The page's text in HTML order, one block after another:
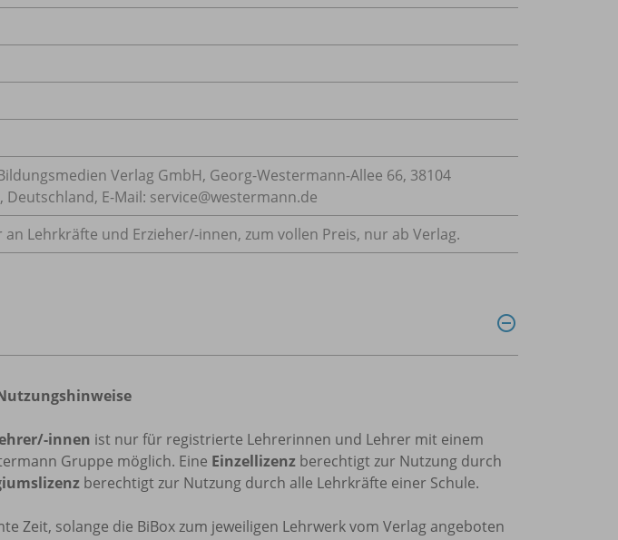
Verlag GmbH, Georg-Westermann-Allee 66, 38104
Deutschland, E-Mail: service@westermann.de
Lehrkräfte und Erzieher/-innen, zum vollen Preis, nur ab Verlag.
innen ist nur für registrierte Lehrerinnen und Lehrer mit einem
Gruppe möglich. Eine Einzellizenz berechtigt zur Nutzung durch
berechtigt zur Nutzung durch alle Lehrkräfte einer Schule.
Zeit, solange die BiBox zum jeweiligen Lehrwerk vom Verlag angeboten